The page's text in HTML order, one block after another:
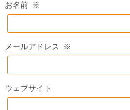
お名前 ※
メールアドレス ※
ウェブサイト